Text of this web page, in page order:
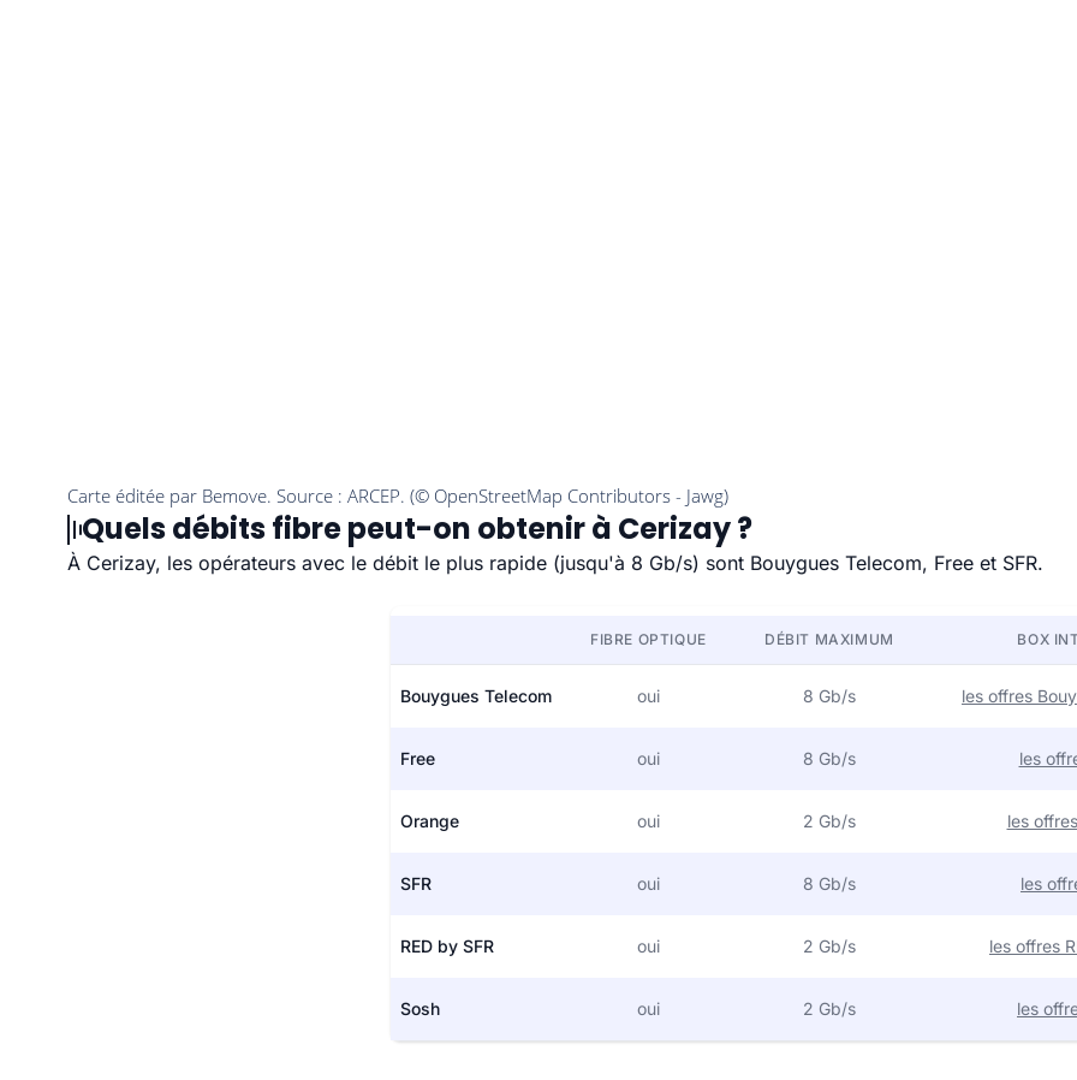
Quels débits fibre peut-on obtenir à Cerizay ?
À Cerizay, les opérateurs avec le débit le plus rapide (jusqu'à 8 Gb/s) sont Bouygues Telecom, Free et SFR.
FIBRE OPTIQUE DÉBIT MAXIMUM BOX
Bouygues Telecom oui 8 Gb/s les offres
Free oui 8 Gb/s les
Orange oui 2 Gb/s les
SFR oui 8 Gb/s les
RED by SFR oui 2 Gb/s les offres
Sosh oui 2 Gb/s les